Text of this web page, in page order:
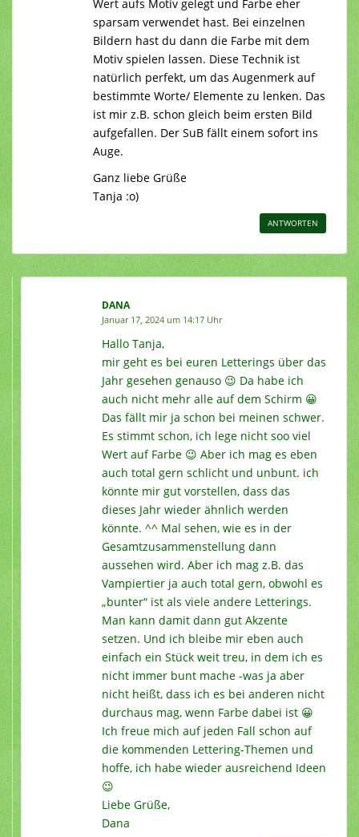
Wert aufs Motiv gelegt und Farbe eher
sparsam verwendet hast. Bei einzelnen
Bildern hast du dann die Farbe mit dem
Motiv spielen lassen. Diese Technik ist
natürlich perfekt, um das Augenmerk auf
bestimmte Worte/ Elemente zu lenken. Das
ist mir z.B. schon gleich beim ersten Bild
aufgefallen. Der SuB fällt einem sofort ins
Auge.
Ganz liebe Grüße
Tanja :o)
ANTWORTEN
DANA
Januar 17, 2024 um 14:17 Uhr
Hallo Tanja,
mir geht es bei euren Letterings über das
Jahr gesehen genauso 😉 Da habe ich
auch nicht mehr alle auf dem Schirm 😀
Das fällt mir ja schon bei meinen schwer.
Es stimmt schon, ich lege nicht soo viel
Wert auf Farbe 😉 Aber ich mag es eben
auch total gern schlicht und unbunt. ich
könnte mir gut vorstellen, dass das
dieses Jahr wieder ähnlich werden
könnte. ^^ Mal sehen, wie es in der
Gesamtzusammenstellung dann
aussehen wird. Aber ich mag z.B. das
Vampiertier ja auch total gern, obwohl es
„bunter“ ist als viele andere Letterings.
Man kann damit dann gut Akzente
setzen. Und ich bleibe mir eben auch
einfach ein Stück weit treu, in dem ich es
nicht immer bunt mache -was ja aber
nicht heißt, dass ich es bei anderen nicht
durchaus mag, wenn Farbe dabei ist 😀
Ich freue mich auf jeden Fall schon auf
die kommenden Lettering-Themen und
hoffe, ich habe wieder ausreichend Ideen
😉
Liebe Grüße,
Dana